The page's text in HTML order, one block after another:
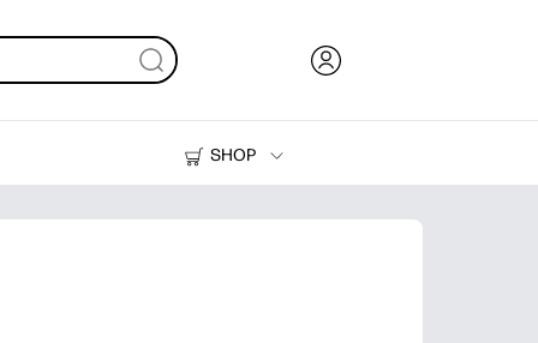
SHOP
Printers